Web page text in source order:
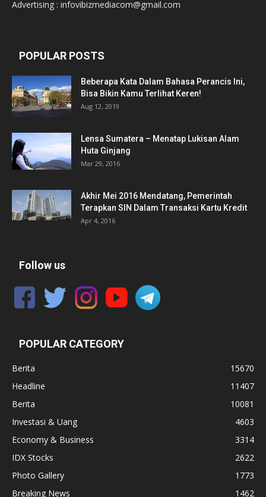
Advertising : infovibizmediacom@gmail.com
POPULAR POSTS
Beberapa Kata Dalam Bahasa Perancis Ini,
Bisa Bikin Kamu Terlihat Keren!
Aug 12, 2019
Lensa Sumatera – Menatap Lukisan Alam
Huta Ginjang
Mar 29, 2016
Akhir Mei 2016 Mendatang, Pemerintah
Terapkan SIN Dalam Transaksi Kartu Kredit
Apr 4, 2016
Follow us
POPULAR CATEGORY
Berita
15670
Headline
11407
Berita
10081
Investasi & Uang
4603
Economy & Business
3314
IDX Stocks
2622
Photo Gallery
1773
Breaking News
1462